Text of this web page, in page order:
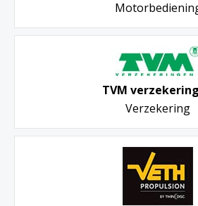
TVM
Verzekering